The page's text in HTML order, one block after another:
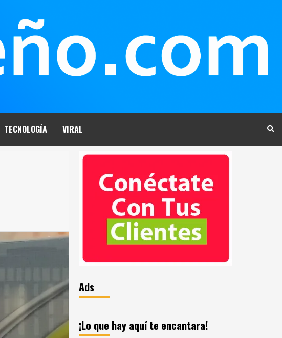
TECNOLOGÍA VIRAL
Ads
¡Lo que hay aquí te encantara!